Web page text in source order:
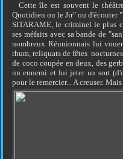
Cette île est souvent le
Quotidien ou le Jir" ou d'écouter
SITARAME, le criminel le plus
ses méfaits avec sa bande de
nombreux Réunionnais lui
rhum, reliquats de fêtes
de coco coupée en deux, des
un ennemi et lui jeter un sort
pour le remercier... A creuser.